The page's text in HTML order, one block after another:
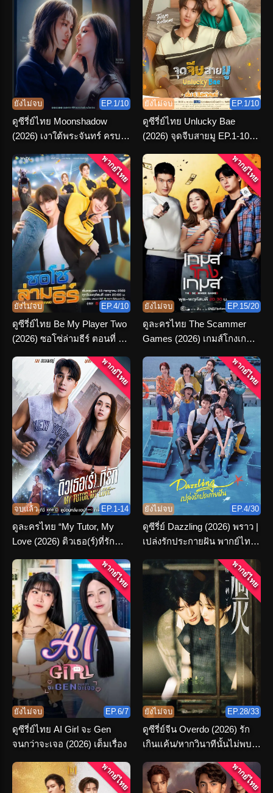
ยังไม่จบ EP.1/10
ดูซีรี่ย์ไทย Moonshadow
(2026) เงาใต้พระจันทร์ ครบ
ยังไม่จบ EP.1/10
ดูซีรี่ย์ไทย Unlucky Bae
(2026) จุดจีบสายมู EP.1-10
ยังไม่จบ EP.4/10
พากย์ไทย
ดูซีรี่ย์ไทย Be My Player Two
(2026) ซอโซ่ล่ามธีร์ ตอนที่ 1-
ยังไม่จบ EP.15/20
พากย์ไทย
ดูละครไทย The Scammer
Games (2026) เกมส์โกงเกมส์
จบแล้ว EP.1-14
พากย์ไทย
ดูละครไทย “My Tutor, My
Love (2026) ติวเธอ(ร์)ที่รัก
ยังไม่จบ EP.4/30
พากย์ไทย
ดูซีรี่ย์ Dazzling (2026) พราว |
เปล่งรักประกายฝัน พากย์ไทย
ยังไม่จบ EP.6/7
พากย์ไทย
ดูซีรี่ย์ไทย AI Girl จะ Gen
จนกว่าจะเจอ (2026) เต็มเรื่อง
ยังไม่จบ EP.28/33
พากย์ไทย
ดูซีรี่ย์จีน Overdo (2026) รัก
เกินแค้น/หากวินาทีนั้นไม่พบ
พากย์ไทย พากย์ไทย